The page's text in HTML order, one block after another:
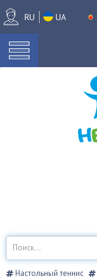
RU UA
Настольный теннис